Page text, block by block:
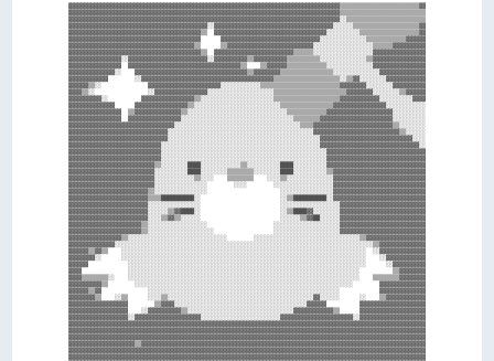
▓▓▓▓▓▓▓▓▓▓▓▓▓▓▓▓▓▓▓▓▓▓▓▓▓▓▓▓▓▓▓▓▓▓▓▓▓▓▓▓▓▓▓▓▓▓▓▓▓▓▓▓▓▓▓▓▓▓▓▓▓▓▓▓▓▓▓▓▓▓▓▓▓▓▓▓▓▓▓▓▓▓▒▒▒▒▒▒▒▒▒▒▒▒▒▒▒▒▒▒▒▒▒▒▒▒▓▓
▓▓▓▓▓▓▓▓▓▓▓▓▓▓▓▓▓▓▓▓▓▓▓▓▓▓▓▓▓▓▓▓▓▓▓▓▓▓▓▓▓▓▓▓▓▓▓▓▓▓▓▓▓▓▓▓▓▓▓▓▓▓▓▓▓▓▓▓▓▓▓▓▓▓▓▓▓▓▓▓▓▓▒▒▒▒▒▒▒▒▒▒▒▒▒▒▒▒▒▒▒▒▒▒▒▒▒▒
▓▓▓▓▓▓▓▓▓▓▓▓▓▓▓▓▓▓▓▓▓▓▓▓▓▓▓▓▓▓▓▓▓▓▓▓▓▓▓▓▓▓▓▓▓▓▓▓▓▓▓▓▓▓▓▓▓▓▓▓▓▓▓▓▓▓▓▓▓▓▓▓▓▓▓▓▓▓▓▓▓▓░░▒▒▒▒▒▒▒▒▒▒▒▒▒▒▒▒▒▒▒▒▒▒▒▒
▓▓▓▓▓▓▓▓▓▓▓▓▓▓▓▓▓▓▓▓▓▓▓▓▓▓▓▓▓▓▓▓▓▓▓▓▓▓▓▓▓▓░░▓▓▓▓▓▓▓▓▓▓▓▓▓▓▓▓▓▓▓▓▓▓▓▓▓▓▓▓▓▓▓▓▓▓▓▓░░░░░░▒▒▒▒▒▒▒▒▒▒▒▒▒▒▒▒▒▒▒▒▓▓
▓▓▓▓▓▓▓▓▓▓▓▓▓▓▓▓▓▓▓▓▓▓▓▓▓▓▓▓▓▓▓▓▓▓▓▓▓▓▓▓▒▒  ▓▓▓▓▓▓▓▓▓▓▓▓▓▓▓▓▓▓▓▓▓▓▓▓▓▓▓▓▓▓▓▓▓▓░░░░░░░░░░▒▒▒▒▒▒▒▒▒▒▒▒▒▒▒▒▒▒▓▓
▓▓▓▓▓▓▓▓▓▓▓▓▓▓▓▓▓▓▓▓▓▓▓▓▓▓▓▓▓▓▓▓▓▓▓▓▓▓▓▓      ▓▓▓▓▓▓▓▓▓▓▓▓▓▓▓▓▓▓▓▓▓▓▓▓▓▓▓▓▓▓░░░░░░░░░░░░░░▒▒▒▒▒▒▒▒▒▒▒▒▓▓▓▓▓▓
▓▓▓▓▓▓▓▓▓▓▓▓▓▓▓▓▓▓▓▓▓▓▓▓▓▓▓▓▓▓▓▓▓▓▓▓▓▓▒▒      ▒▒▓▓▓▓▓▓▓▓▓▓▓▓▓▓▓▓▓▓▓▓▓▓▓▓▓▓░░░░░░░░░░░░░░░░░░▒▒▒▒▒▒▓▓▓▓▓▓▓▓▓▓
▓▓▓▓▓▓▓▓▓▓▓▓▓▓▓▓▓▓▓▓▓▓▓▓▓▓▓▓▓▓▓▓▓▓▓▓▓▓▓▓▒▒  ▓▓▓▓▓▓▓▓▓▓▓▓▓▓▓▓▓▓▓▓▓▓▓▓▒▒▒▒▒▒░░░░░░░░░░░░░░░░░░▓▓▓▓▓▓▓▓▓▓▓▓▓▓▓▓
▓▓▓▓▓▓▓▓▓▓▓▓▓▓▓▓░░▓▓▓▓▓▓▓▓▓▓▓▓▓▓▓▓▓▓▓▓▓▓▓▓░░▓▓▓▓▓▓▓▓▓▓▒▒▓▓▓▓▓▓▓▓▓▓▒▒▒▒▒▒▒▒▒▒░░░░░░░░░░░░░░▒▒▓▓▓▓▓▓▓▓▓▓▓▓▓▓▓▓
▓▓▓▓▓▓▓▓▓▓▓▓▓▓▓▓  ▓▓▓▓▓▓▓▓▓▓▓▓▓▓▓▓▓▓▓▓▓▓▓▓▓▓▓▓▓▓▓▓▓▓▒▒    ▒▒▓▓▓▓▓▓▒▒▒▒▒▒▒▒▒▒▒▒░░░░░░░░░░░░░░▓▓▓▓▓▓▓▓▓▓▓▓▓▓▓▓
▓▓▓▓▓▓▓▓▓▓▓▓▓▓░░    ▓▓▓▓▓▓▓▓▓▓▓▓▓▓▓▓▓▓▓▓▓▓▓▓▓▓▓▓▓▓▓▓▓▓▒▒▓▓▓▓▓▓▓▓▒▒▒▒▒▒▒▒▒▒▒▒▒▒▒▒░░░░░░░░░░░░░░▓▓▓▓▓▓▓▓▓▓▓▓▓▓
▓▓▓▓▓▓▓▓▓▓▓▓        ░░▓▓▓▓▓▓▓▓▓▓▓▓▓▓▓▓▓▓▓▓▓▓▓▓▓▓▓▓▓▓▓▓▓▓▓▓▓▓▓▓▒▒▒▒▒▒▒▒▒▒▒▒▒▒▒▒▒▒▒▒░░▒▒▓▓░░░░░░░░▓▓▓▓▓▓▓▓▓▓▓▓
▓▓▓▓▓▓▒▒░░              ▓▓▓▓▓▓▓▓▓▓▓▓▓▓▓▓▓▓▓▓▓▓░░░░░░░░░░░░▒▒▒▒▒▒▒▒▒▒▒▒▒▒▒▒▒▒▒▒▒▒▒▒▓▓▓▓▓▓▓▓░░░░░░░░▓▓▓▓▓▓▓▓▓▓
▓▓▓▓▒▒░░                ░░▓▓▓▓▓▓▓▓▓▓▓▓▓▓▓▓░░░░░░░░░░░░░░░░░░░░▒▒▒▒▒▒▒▒▒▒▒▒▒▒▒▒▒▒▒▒▒▒▓▓▓▓▓▓▓▓░░░░░░░░▒▒▓▓▓▓▓▓
▓▓▓▓▓▓▓▓▓▓░░          ▓▓▓▓▓▓▓▓▓▓▓▓▓▓▓▓▒▒░░░░░░░░░░░░░░░░░░░░░░▒▒▒▒▒▒▒▒▒▒▒▒▒▒▒▒▒▒▒▒▓▓▓▓▓▓▓▓▓▓▓▓░░░░░░░░░░▓▓▓▓
▓▓▓▓▓▓▓▓▓▓▓▓▓▓      ▓▓▓▓▓▓▓▓▓▓▓▓▓▓▓▓▒▒░░░░░░░░░░░░░░░░░░░░░░░░░░▒▒▒▒▒▒▒▒▒▒▒▒▒▒▒▒▓▓▓▓▓▓▓▓▓▓▓▓▓▓▓▓░░░░░░░░░░░░
▓▓▓▓▓▓▓▓▓▓▓▓▓▓▓▓  ▒▒▓▓▓▓▓▓▓▓▓▓▓▓▓▓▒▒░░░░░░░░░░░░░░░░░░░░░░░░░░░░░░▒▒▒▒▒▒▒▒▒▒▒▒▓▓▓▓▓▓▓▓▓▓▓▓▓▓▓▓▓▓▓▓░░░░░░░░░░
▓▓▓▓▓▓▓▓▓▓▓▓▓▓▓▓  ▓▓▓▓▓▓▓▓▓▓▓▓▓▓▓▓░░░░░░░░░░░░░░░░░░░░░░░░░░░░░░░░░░▒▒▒▒▒▒▒▒▓▓▓▓▓▓▓▓▓▓▓▓▓▓▓▓▓▓▓▓▓▓░░░░░░░░░░
▓▓▓▓▓▓▓▓▓▓▓▓▓▓▓▓▓▓▓▓▓▓▓▓▓▓▓▓▓▓▓▓░░░░░░░░░░░░░░░░░░░░░░░░░░░░░░░░░░░░░░▒▒▒▒▓▓▓▓▓▓▓▓▓▓▓▓▓▓▓▓▓▓▓▓▓▓▓▓▒▒░░░░░░░░
▓▓▓▓▓▓▓▓▓▓▓▓▓▓▓▓▓▓▓▓▓▓▓▓▓▓▓▓▓▓░░░░░░░░░░░░░░░░░░░░░░░░░░░░░░░░░░░░░░░░░░░░▓▓▓▓▓▓▓▓▓▓▓▓▓▓▓▓▓▓▓▓▓▓▓▓▓▓▒▒░░░░░░
▓▓▓▓▓▓▓▓▓▓▓▓▓▓▓▓▓▓▓▓▓▓▓▓▓▓▓▓▓▓░░░░░░░░░░░░░░░░░░░░░░░░░░░░░░░░░░░░░░░░░░░░░░▓▓▓▓▓▓▓▓▓▓▓▓▓▓▓▓▓▓▓▓▓▓▓▓▓▓▓▓░░░░
▓▓▓▓▓▓▓▓▓▓▓▓▓▓▓▓▓▓▓▓▓▓▓▓▓▓▓▓░░░░░░░░░░░░░░░░░░░░░░░░░░░░░░░░░░░░░░░░░░░░░░░░▓▓▓▓▓▓▓▓▓▓▓▓▓▓▓▓▓▓▓▓▓▓▓▓▓▓▓▓▓▓░░
▓▓▓▓▓▓▓▓▓▓▓▓▓▓▓▓▓▓▓▓▓▓▓▓▓▓▓▓░░░░░░░░░░░░░░░░░░░░░░░░░░░░░░░░░░░░░░░░░░░░░░░░░░▓▓▓▓▓▓▓▓▓▓▓▓▓▓▓▓▓▓▓▓▓▓▓▓▓▓▓▓▓▓
▓▓▓▓▓▓▓▓▓▓▓▓▓▓▓▓▓▓▓▓▓▓▓▓▓▓▓▓░░░░░░░░░░░░░░░░░░░░░░░░░░░░░░░░░░░░░░░░░░░░░░░░░░▓▓▓▓▓▓▓▓▓▓▓▓▓▓▓▓▓▓▓▓▓▓▓▓▓▓▓▓▓▓
▓▓▓▓▓▓▓▓▓▓▓▓▓▓▓▓▓▓▓▓▓▓▓▓▓▓▒▒░░░░░░░░████░░░░░░░░░░░░▒▒░░░░░░░░░░████░░░░░░░░░░▓▓▓▓▓▓▓▓▓▓▓▓▓▓▓▓▓▓▓▓▓▓▓▓▓▓▓▓▓▓
▓▓▓▓▓▓▓▓▓▓▓▓▓▓▓▓▓▓▓▓▓▓▓▓▓▓░░░░░░░░░░████░░░░░░░░▒▒▒▒▒▒▒▒░░░░░░░░████░░░░░░░░░░▒▒▓▓▓▓▓▓▓▓▓▓▓▓▓▓▓▓▓▓▓▓▓▓▓▓▓▓▓▓
▓▓▓▓▓▓▓▓▓▓▓▓▓▓▓▓▓▓▓▓▓▓▓▓▓▓░░░░░░░░░░░░▒▒░░░░    ▒▒▒▒▒▒▒▒    ░░░░▒▒░░░░░░░░░░░░░░▓▓▓▓▓▓▓▓▓▓▓▓▓▓▓▓▓▓▓▓▓▓▓▓▓▓▓▓
▓▓▓▓▓▓▓▓▓▓▓▓▓▓▓▓▓▓▓▓▓▓▓▓▓▓░░░░░░░░░░░░░░░░        ░░░░        ░░░░░░░░░░░░░░░░░░▓▓▓▓▓▓▓▓▓▓▓▓▓▓▓▓▓▓▓▓▓▓▓▓▓▓▓▓
▓▓▓▓▓▓▓▓▓▓▓▓▓▓▓▓▓▓▓▓▓▓▓▓▒▒░░░░░░░░░░░░░░░░                      ░░░░░░░░░░░░░░░░▓▓▓▓▓▓▓▓▓▓▓▓▓▓▓▓▓▓▓▓▓▓▓▓▓▓▓▓
▓▓▓▓▓▓▓▓▓▓▓▓▓▓▓▓▓▓▓▓▓▓▓▓▒▒▒▒██████████░░                        ░░▒▒██████████░░▓▓▓▓▓▓▓▓▓▓▓▓▓▓▓▓▓▓▓▓▓▓▓▓▓▓▓▓
▓▓▓▓▓▓▓▓▓▓▓▓▓▓▓▓▓▓▓▓▓▓▓▓░░░░░░░░░░░░░░░░                        ░░░░░░░░░░░░░░░░░░▓▓▓▓▓▓▓▓▓▓▓▓▓▓▓▓▓▓▓▓▓▓▓▓▓▓
▓▓▓▓▓▓▓▓▓▓▓▓▓▓▓▓▓▓▓▓▓▓▓▓░░░░░░▒▒▓▓████░░                        ░░▒▒████▓▓░░░░░░░░▓▓▓▓▓▓▓▓▓▓▓▓▓▓▓▓▓▓▓▓▓▓▓▓▓▓
▓▓▓▓▓▓▓▓▓▓▓▓▓▓▓▓▓▓▓▓▓▓▓▓░░░░▒▒▓▓▒▒░░░░░░                        ░░░░░░▒▒▓▓██░░░░░░▓▓▓▓▓▓▓▓▓▓▓▓▓▓▓▓▓▓▓▓▓▓▓▓▓▓
▓▓▓▓▓▓▓▓▓▓▓▓▓▓▓▓▓▓▓▓▓▓▒▒░░░░░░░░░░░░░░░░░░                    ░░░░░░░░░░░░░░░░░░░░▓▓▓▓▓▓▓▓▓▓▓▓▓▓▓▓▓▓▓▓▓▓▓▓▓▓
▓▓▓▓▓▓▓▓▓▓▓▓▓▓▓▓▓▓▓▓▓▓▒▒░░░░░░░░░░░░░░░░░░░░                  ░░░░░░░░░░░░░░░░░░░░▓▓▓▓▓▓▓▓▓▓▓▓▓▓▓▓▓▓▓▓▓▓▓▓▓▓
▓▓▓▓▓▓▓▓▓▓▓▓▓▓▓▓▒▒░░░░░░░░░░░░░░░░░░░░░░░░░░░░░░        ░░░░░░░░░░░░░░░░░░░░░░░░░░░░░░░░▒▒▓▓▓▓▓▓▓▓▓▓▓▓▓▓▓▓▓▓
▓▓▓▓▓▓▓▓▓▓▓▓▓▓░░░░░░░░░░░░░░░░░░░░░░░░░░░░░░░░░░░░░░░░░░░░░░░░░░░░░░░░░░░░░░░░░░░░░░░░░░░░░░▒▒▓▓▓▓▓▓▓▓▓▓▓▓▓▓
▓▓▓▓▓▓▒▒▓▓▒▒    ░░░░░░░░░░░░░░░░░░░░░░░░░░░░░░░░░░░░░░░░░░░░░░░░░░░░░░░░░░░░░░░░░░░░░░░░░░  ░░▓▓▓▓▓▓▓▓▓▓▓▓▓▓
▓▓▓▓▓▓▓▓░░      ░░░░░░░░░░░░░░░░░░░░░░░░░░░░░░░░░░░░░░░░░░░░░░░░░░░░░░░░░░░░░░░░░░░░░░░░░░    ░░▓▓▓▓▓▓▓▓▓▓▓▓
▓▓▓▓▓▓            ░░░░░░░░░░░░░░░░░░░░░░░░░░░░░░░░░░░░░░░░░░░░░░░░░░░░░░░░░░░░░░░░░░░░░░░░      ░░▓▓▓▓▓▓▓▓▓▓
▓▓▓▓              ░░░░░░░░░░░░░░░░░░░░░░░░░░░░░░░░░░░░░░░░░░░░░░░░░░░░░░░░░░░░░░░░░░░░░░          ▒▒▓▓▓▓▓▓▓▓
▓▓▓▓▒▒▒▒▒▒▒▒░░    ░░░░░░░░░░░░░░░░░░░░░░░░░░░░░░░░░░░░░░░░░░░░░░░░░░░░░░░░░░░░░░░░░░░░░░    ▒▒▒▒▒▒▒▒▓▓▓▓▓▓▓▓
▓▓▓▓▓▓▓▓▓▓▒▒        ░░░░░░░░░░░░░░░░░░░░░░░░░░░░░░░░░░░░░░░░░░░░░░░░░░░░░░░░░░░░░░░░░░        ▓▓▓▓▓▓▓▓▓▓▓▓▓▓
▓▓▓▓▓▓▒▒▓▓              ░░░░░░░░░░░░░░░░░░░░░░░░░░░░░░░░░░░░░░░░░░░░░░░░░░░░░░░░░░            ▓▓▓▓▓▓▓▓▓▓▓▓▓▓
▓▓▓▓▓▓▓▓▒▒    ░░▒▒      ░░░░▒▒░░░░░░░░░░░░░░░░░░░░░░░░░░░░░░░░░░░░░░░░░░░░▓▓░░░░░░      ░░    ▒▒▓▓▓▓▓▓▓▓▓▓▓▓
▓▓▓▓▓▓▓▓▓▓▓▓▓▓▓▓▓▓        ▒▒▓▓▓▓░░░░░░░░░░░░░░░░░░░░░░░░░░░░░░░░░░░░░░░░▓▓▓▓▓▓          ▓▓▓▓▓▓▓▓▓▓▓▓▓▓▓▓▓▓▓▓
▓▓▓▓▓▓▓▓▓▓▓▓▓▓▓▓▓▓    ░░▓▓▓▓▓▓▓▓▓▓▒▒░░░░░░░░░░░░░░░░░░░░░░░░░░░░░░░░▓▓▓▓▓▓▓▓▓▓▓▓▒▒      ▓▓▓▓▓▓▓▓▓▓▓▓▓▓▓▓▓▓▓▓
▓▓▓▓▓▓▓▓▓▓▓▓▓▓▓▓▓▓░░▓▓▓▓▓▓▓▓▓▓▓▓▓▓▓▓▓▓▓▓░░░░░░░░░░░░░░░░░░░░░░░░▓▓▓▓▓▓▓▓▓▓▓▓▓▓▓▓▓▓▓▓▓▓░░▓▓▓▓▓▓▓▓▓▓▓▓▓▓▓▓▓▓▓▓
▓▓▓▓▓▓▓▓▓▓▓▓▓▓▓▓▓▓▓▓▓▓▓▓▓▓▓▓▓▓▓▓▓▓▓▓▓▓▓▓▓▓▓▓▓▓▓▓▓▓▓▓▓▓▓▓▓▓▓▓▓▓▓▓▓▓▓▓▓▓▓▓▓▓▓▓▓▓▓▓▓▓▓▓▓▓▓▓▓▓▓▓▓▓▓▓▓▓▓▓▓▓▓▓▓▓▓▓
▓▓▓▓▓▓▓▓▓▓▓▓▓▓▓▓▓▓▓▓▓▓▓▓▓▓▓▓▓▓▓▓▓▓▓▓▓▓▓▓▓▓▓▓▓▓▓▓▓▓▓▓▓▓▓▓▓▓▓▓▓▓▓▓▓▓▓▓▓▓▓▓▓▓▓▓▓▓▓▓▓▓▓▓▓▓▓▓▓▓▓▓▓▓▓▓▓▓▓▓▓▓▓▓▓▓▓▓
▓▓▓▓▓▓▓▓▓▓▓▓▓▓▓▓▓▓▓▓▓▓▓▓▓▓▓▓▓▓▓▓▓▓▓▓▓▓▓▓▓▓▓▓▓▓▓▓▓▓▓▓▓▓▓▓▓▓▓▓▓▓▓▓▓▓▓▓▓▓▓▓▓▓▓▓▓▓▓▓▓▓▓▓▓▓▓▓▓▓▓▓▓▓▓▓▓▓▓▓▓▓▓▓▓▓▓▓
▓▓▓▓▓▓▓▓▓▓▓▓▓▓▓▓▓▓▓▓▒▒▓▓▓▓▓▓▓▓▓▓▓▓▓▓▓▓▓▓▓▓▓▓▓▓▓▓▓▓▓▓▓▓▓▓▓▓▓▓▓▓▓▓▓▓▓▓▓▓▓▓▓▓▓▓▓▓▓▓▓▓▓▓▓▓▓▓▓▓▓▓▓▓▓▓▓▓▓▓▓▓▓▓▓▓▓▓
▓▓▓▓▓▓▓▓▓▓▓▓▓▓▓▓▓▓▓▓▓▓▓▓▓▓▓▓▓▓▓▓▓▓▓▓▓▓▓▓▓▓▓▓▓▓▓▓▓▓▓▓▓▓▓▓▓▓▓▓▓▓▓▓▓▓▓▓▓▓▓▓▓▓▓▓▓▓▓▓▓▓▓▓▓▓▓▓▓▓▓▓▓▓▓▓▓▓▓▓▓▓▓▓▓▓▓▓
▓▓▓▓▓▓▓▓▓▓▓▓▓▓▓▓▓▓▓▓▓▓▓▓▓▓▓▓▓▓▓▓▓▓▓▓▓▓▓▓▓▓▓▓▓▓▓▓▓▓▓▓▓▓▓▓▓▓▓▓▓▓▓▓▓▓▓▓▓▓▓▓▓▓▓▓▓▓▓▓▓▓▓▓▓▓▓▓▓▓▓▓▓▓▓▓▓▓▓▓▓▓▓▓▓▓▓▓